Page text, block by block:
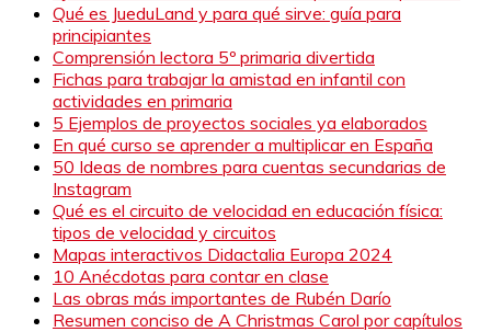
Qué es JueduLand y para qué sirve: guía para
principiantes
Comprensión lectora 5º primaria divertida
Fichas para trabajar la amistad en infantil con
actividades en primaria
5 Ejemplos de proyectos sociales ya elaborados
En qué curso se aprender a multiplicar en España
50 Ideas de nombres para cuentas secundarias de
Instagram
Qué es el circuito de velocidad en educación física:
tipos de velocidad y circuitos
Mapas interactivos Didactalia Europa 2024
10 Anécdotas para contar en clase
Las obras más importantes de Rubén Darío
Resumen conciso de A Christmas Carol por capítulos